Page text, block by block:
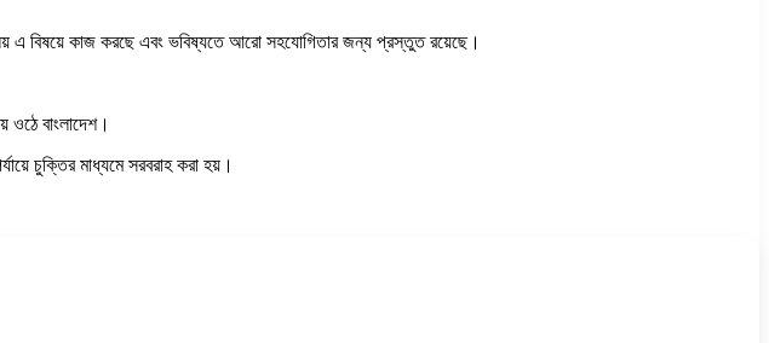
এ বিষয়ে কাজ করছে এবং ভবিষ্যতে আরো সহযোগিতার জন্য প্রস্তুত রয়েছে।
ওঠে বাংলাদেশ।
চুক্তির মাধ্যমে সরবরাহ করা হয়।